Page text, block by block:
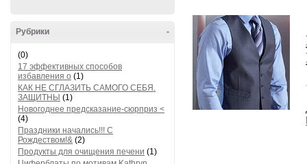
-
Рубрики
(0)
17 эффективных способов
избавления о (1)
КАК НЕ СГЛАЗИТЬ САМОГО СЕБЯ.
ЗАЩИТНЫ (1)
Новогоднее предсказание-сюрприз <
(4)
Праздники начались!!! С
Рождеством!& (2)
Продукты для очищения печени (1)